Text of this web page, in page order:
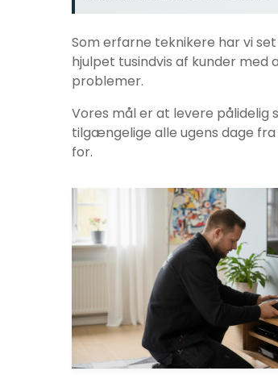
Som erfarne teknikere har vi
hjulpet tusindvis af kunder
problemer.
Vores mål er at levere pålidelig
tilgængelige alle ugens dage fra
for.